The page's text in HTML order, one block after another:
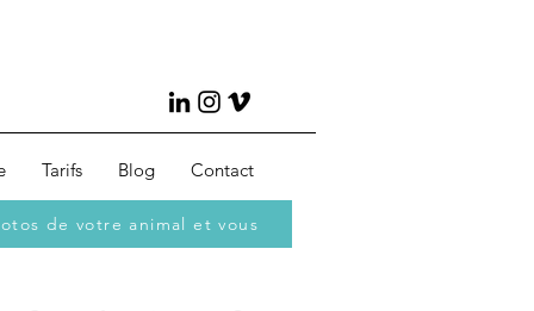
Tarifs Blog Contact
de votre animal et vous